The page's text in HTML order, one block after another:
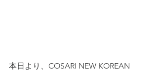
本日より、COSARI NEW KOREAN